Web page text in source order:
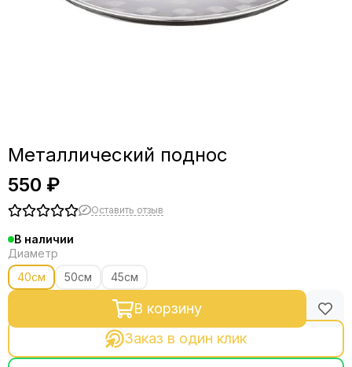
Металлический поднос
550 ₽
Оставить отзыв
В наличии
Диаметр
40см
50см 45см
В корзину
Заказ в один клик